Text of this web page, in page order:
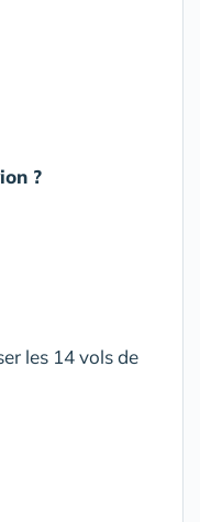
?
les 14 vols de